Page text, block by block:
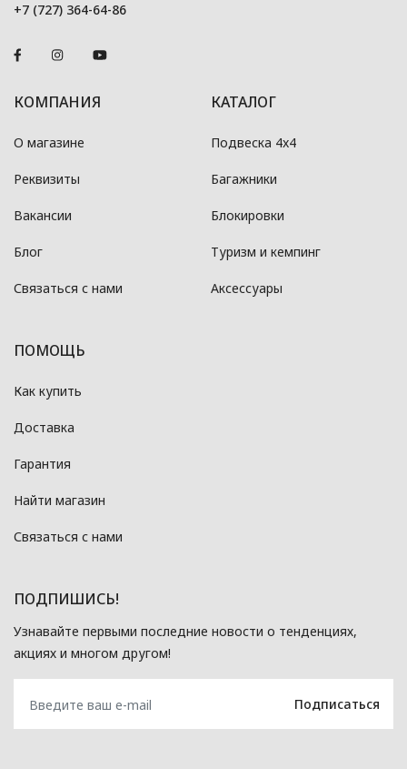
+7 (727) 364-64-86
КОМПАНИЯ
О магазине
Реквизиты
Вакансии
Блог
Связаться с нами
КАТАЛОГ
Подвеска 4x4
Багажники
Блокировки
Туризм и кемпинг
Аксессуары
ПОМОЩЬ
Как купить
Доставка
Гарантия
Найти магазин
Связаться с нами
ПОДПИШИСЬ!
Узнавайте первыми последние новости о тенденциях,
акциях и многом другом!